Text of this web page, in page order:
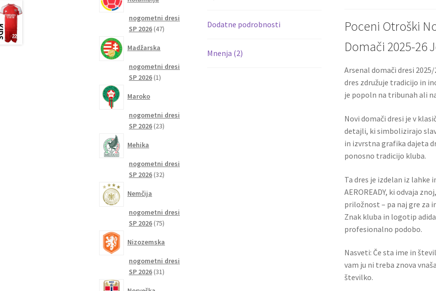
Dodatne podrobnosti
Mnenja (2)
Poceni Otroški
Domači 2025-26
Arsenal domači dresi
dres združuje tradicijo in
je popoln na tribunah ali
Novi domači dresi je v
detajli, ki simbolizirajo
in izvrstna grafika dajeta
ponosno tradicijo kluba.
Ta dres je izdelan iz
AEROREADY, ki odvaja
priložnost – pa naj gre za
Znak kluba in logotip
profesionalno podobo.
Nasveti: Če sta ime in
vam ju ni treba znova
številko.
nogometni dresi
SP 2026 4747
Madžarska
nogometni dresi
SP 2026 11
Maroko
nogometni dresi
SP 2026 2323
Mehika
nogometni dresi
SP 2026 3232
Nemčija
nogometni dresi
SP 2026 7575
Nizozemska
nogometni dresi
SP 2026 3131